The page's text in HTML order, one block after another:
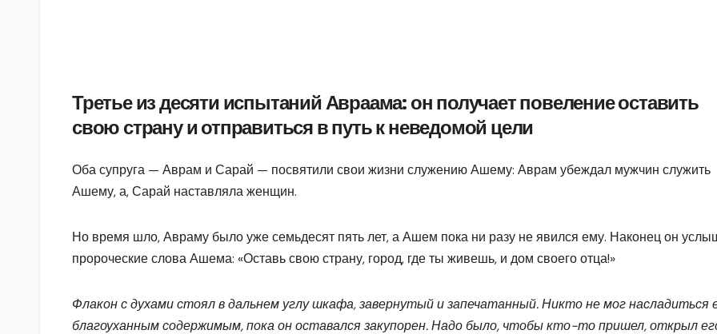
Третье из десяти испытаний Авраама: он получает повеление оставить
свою страну и отправиться в путь к неведомой цели
Оба супруга — Аврам и Сарай — посвятили свои жизни служению Ашему: Аврам убеждал мужчин служить
Ашему, а, Сарай наставляла женщин.
Но время шло, Авраму было уже семьдесят пять лет, а Ашем пока ни разу не явился ему. Наконец он
пророческие слова Ашема: «Оставь свою страну, город, где ты живешь, и дом своего отца!»
Флакон с духами стоял в дальнем углу шкафа,завернутый и запечатанный. Никто не мог насладиться
благоуханным содержимым, покаон оставался закупорен. Надо было, чтобы кто-то пришел, открыл